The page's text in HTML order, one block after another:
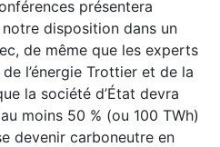
présentera
disposition dans un
de même que les experts
l’énergie Trottier et de la
la société d’État devra
moins 50 % (ou 100 TWh)
devenir carboneutre en